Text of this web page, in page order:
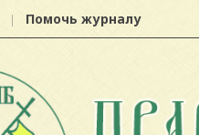
Помочь журналу